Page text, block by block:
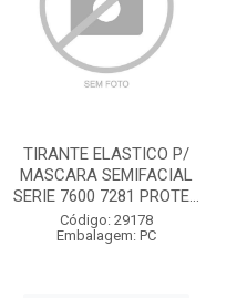
TIRANTE ELASTICO P/
MASCARA SEMIFACIAL
SERIE 7600 7281 PROTE...
Código: 29178
Embalagem: PC